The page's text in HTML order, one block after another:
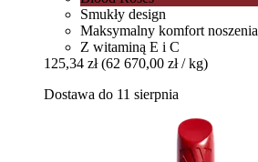
Smukły design
Maksymalny komfort noszenia
Z witaminą E i C
125,34 zł (62 670,00 zł / kg)
Dostawa do 11 sierpnia